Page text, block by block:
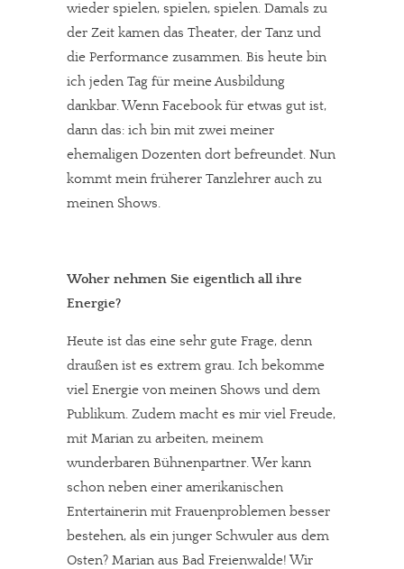
wieder spielen, spielen, spielen. Damals zu
der Zeit kamen das Theater, der Tanz und
die Performance zusammen. Bis heute bin
ich jeden Tag für meine Ausbildung
dankbar. Wenn Facebook für etwas gut ist,
dann das: ich bin mit zwei meiner
ehemaligen Dozenten dort befreundet. Nun
kommt mein früherer Tanzlehrer auch zu
meinen Shows.
Woher nehmen Sie eigentlich all ihre
Energie?
Heute ist das eine sehr gute Frage, denn
draußen ist es extrem grau. Ich bekomme
viel Energie von meinen Shows und dem
Publikum. Zudem macht es mir viel Freude,
mit Marian zu arbeiten, meinem
wunderbaren Bühnenpartner. Wer kann
schon neben einer amerikanischen
Entertainerin mit Frauenproblemen besser
bestehen, als ein junger Schwuler aus dem
Osten? Marian aus Bad Freienwalde! Wir